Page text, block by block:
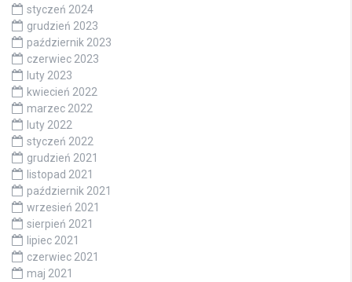
styczeń 2024
grudzień 2023
październik 2023
czerwiec 2023
luty 2023
kwiecień 2022
marzec 2022
luty 2022
styczeń 2022
grudzień 2021
listopad 2021
październik 2021
wrzesień 2021
sierpień 2021
lipiec 2021
czerwiec 2021
maj 2021